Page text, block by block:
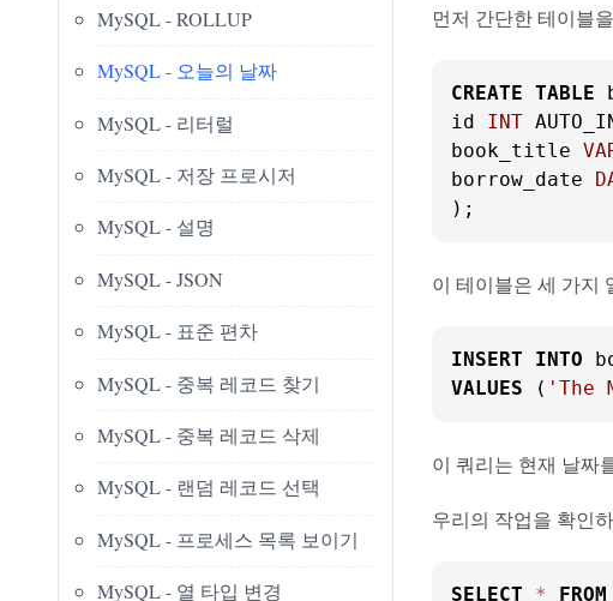
MySQL - ROLLUP
MySQL - 오늘의 날짜
MySQL - 리터럴
MySQL - 저장 프로시저
MySQL - 설명
MySQL - JSON
MySQL - 표준 편차
MySQL - 중복 레코드 찾기
MySQL - 중복 레코드 삭제
MySQL - 랜덤 레코드 선택
MySQL - 프로세스 목록 보이기
MySQL - 열 타입 변경
먼저 간단한 테이블
CREATE TABLE
id INT
book_title
borrow_date
);
이 테이블은 세 가지
INSERT INTO
VALUES ( 'The
이 쿼리는 현재 날짜
우리의 작업을 확인
SELECT * FROM